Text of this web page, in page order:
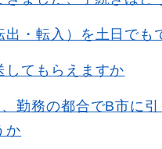
出・転入）を土日でも
してもらえますか
勤務の都合でB市に
か